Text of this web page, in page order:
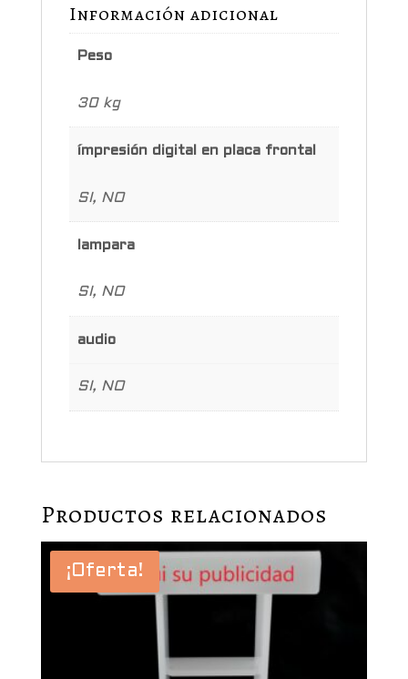
Información adicional
Peso
30 kg
ímpresión digital en placa frontal
SI, NO
lampara
SI, NO
audio
SI, NO
Productos relacionados
¡Oferta!